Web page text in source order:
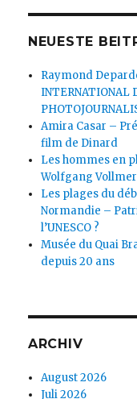
NEUESTE
Raymond
INTERNATIONAL
Amira Casar –
film de Dinard
Les hommes en
Wolfgang Vollmer
Les plages du
Normandie –
l’UNESCO ?
Musée du Quai
depuis 20 ans
ARCHIV
August 2026
Juli 2026